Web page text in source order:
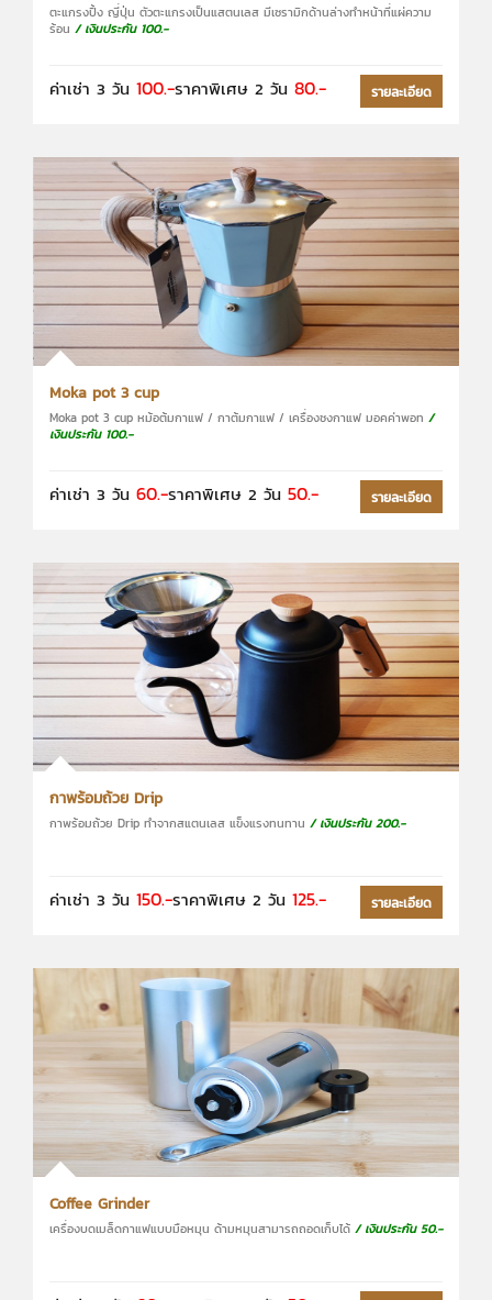
ตะแกรงปิ้ง ญี่ปุ่น ตัวตะแกรงเป็นแสตนเลส มีเซรามิกด้านล่างทำหน้าที่แผ่ความ
ร้อน / เงินประกัน 100.-
ค่าเช่า 3 วัน 100.-ราคาพิเศษ 2 วัน 80.- รายละเอียด
Moka pot 3 cup
Moka pot 3 cup หม้อต้มกาแฟ / กาต้มกาแฟ / เครื่องชงกาแฟ มอคค่าพอท /
เงินประกัน 100.-
ค่าเช่า 3 วัน 60.-ราคาพิเศษ 2 วัน 50.- รายละเอียด
กาพร้อมถ้วย Drip
กาพร้อมถ้วย Drip ทำจากสแตนเลส แข็งแรงทนทาน / เงินประกัน 200.-
ค่าเช่า 3 วัน 150.-ราคาพิเศษ 2 วัน 125.- รายละเอียด
Coffee Grinder
เครื่องบดเมล็ดกาแฟแบบมือหมุน ด้ามหมุนสามารถถอดเก็บได้ / เงินประกัน 50.-